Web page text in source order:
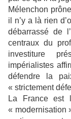
Mélenchon
il n’y a là rien
débarrassé de
centraux du
investiture
impérialistes
défendre la
« strictement
La France est
« modernisation